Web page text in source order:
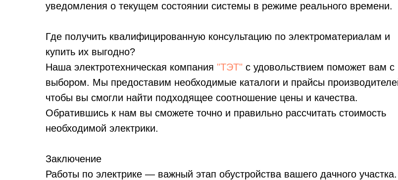
уведомления о текущем состоянии системы в режиме реального времени.
Где получить квалифицированную консультацию по электроматериалам и
купить их выгодно?
Наша электротехническая компания "ТЭТ" с удовольствием поможет вам с
выбором. Мы предоставим необходимые каталоги и прайсы
чтобы вы смогли найти подходящее соотношение цены и качества.
Обратившись к нам вы сможете точно и правильно рассчитать стоимость
необходимой электрики.
Заключение
Работы по электрике — важный этап обустройства вашего дачного участка.